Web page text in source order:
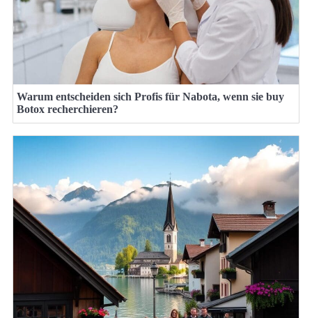
Warum entscheiden sich Profis für Nabota, wenn sie buy
Botox recherchieren?